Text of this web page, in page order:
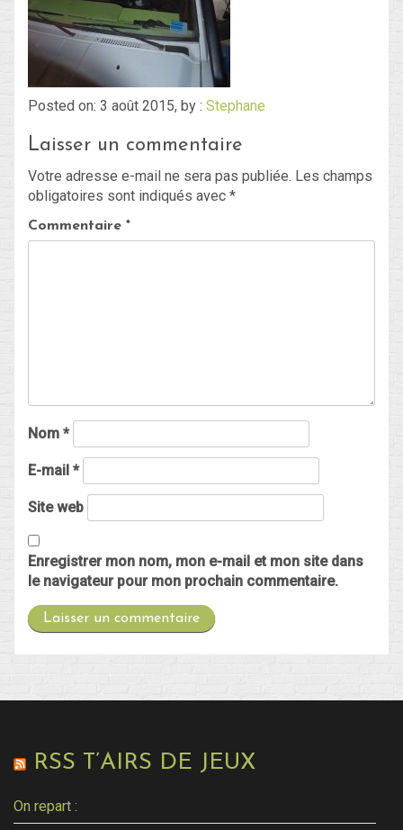
Blog
Non classé
Connexion
Flux des publications
Posted on: 3 août 2015, by : Stephane
Laisser un commentaire
Votre adresse e-mail ne sera pas publiée. Les champs
obligatoires sont indiqués avec *
Commentaire *
Nom *
E-mail *
Site web
Enregistrer mon nom, mon e-mail et mon site dans
le navigateur pour mon prochain commentaire.
RSS T’AIRS DE JEUX
On repart :